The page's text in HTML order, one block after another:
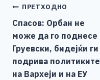
b
o
o
k
n
g
er
Навигација
на
напис
ПРЕТХОДНО
Спасов: Орбан не
може да го поднесе
Груевски, бидејќи ги
подрива политиките
на Вархеји и на ЕУ